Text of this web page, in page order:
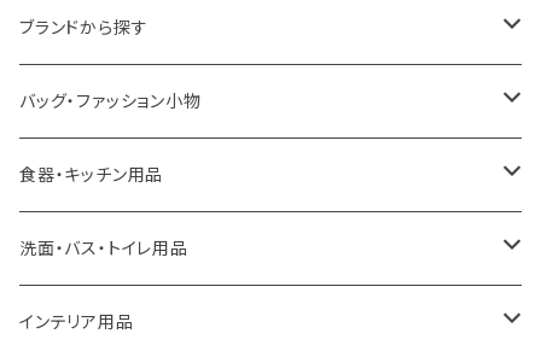
ブランドから探す
LOQI
ideaco
a.depeche
ROOTOTE
バッグ・ファッション小物
エコバッグ
アクセサリー
トートバッグ
食器・キッチン用品
キッチンラック
キッチンペーパーホルダー
洗面・バス・トイレ用品
洗面用品
インテリア用品